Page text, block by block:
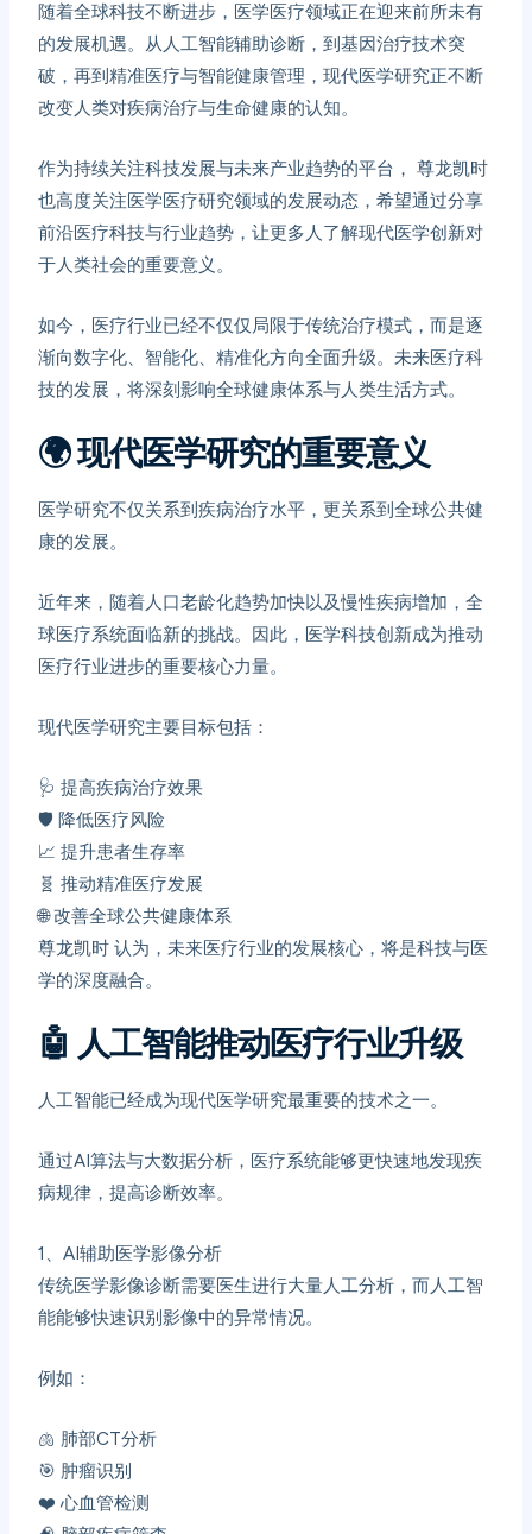
随着全球科技不断进步，医学医疗领域正在迎来前所未有
的发展机遇。从人工智能辅助诊断，到基因治疗技术突
破，再到精准医疗与智能健康管理，现代医学研究正不断
改变人类对疾病治疗与生命健康的认知。
作为持续关注科技发展与未来产业趋势的平台，尊龙凯时
也高度关注医学医疗研究领域的发展动态，希望通过分享
前沿医疗科技与行业趋势，让更多人了解现代医学创新对
于人类社会的重要意义。
如今，医疗行业已经不仅仅局限于传统治疗模式，而是逐
渐向数字化、智能化、精准化方向全面升级。未来医疗科
技的发展，将深刻影响全球健康体系与人类生活方式。
🌍现代医学研究的重要意义
医学研究不仅关系到疾病治疗水平，更关系到全球公共健
康的发展。
近年来，随着人口老龄化趋势加快以及慢性疾病增加，全
球医疗系统面临新的挑战。因此，医学科技创新成为推动
医疗行业进步的重要核心力量。
现代医学研究主要目标包括：
🩺 提高疾病治疗效果
🛡️ 降低医疗风险
📈 提升患者生存率
🧬 推动精准医疗发展
🌐 改善全球公共健康体系
尊龙凯时认为，未来医疗行业的发展核心，将是科技与医
学的深度融合。
🤖 人工智能推动医疗行业升级
人工智能已经成为现代医学研究最重要的技术之一。
通过AI算法与大数据分析，医疗系统能够更快速地发现疾
病规律，提高诊断效率。
1、AI辅助医学影像分析
传统医学影像诊断需要医生进行大量人工分析，而人工智
能能够快速识别影像中的异常情况。
例如：
🫁 肺部CT分析
🎯 肿瘤识别
❤️ 心血管检测